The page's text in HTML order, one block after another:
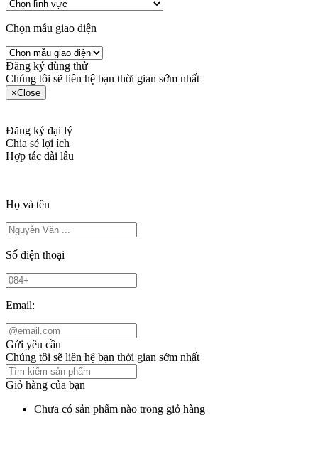
Chọn mẫu giao diện
Đăng ký dùng thử
Chúng tôi sẽ liên hệ bạn thời gian sớm nhất
×Close
Đăng ký đại lý
Chia sẻ lợi ích
Hợp tác dài lâu
Họ và tên
Số điện thoại
Email:
Gửi yêu cầu
Chúng tôi sẽ liên hệ bạn thời gian sớm nhất
Giỏ hàng của bạn
Chưa có sản phẩm nào trong giỏ hàng